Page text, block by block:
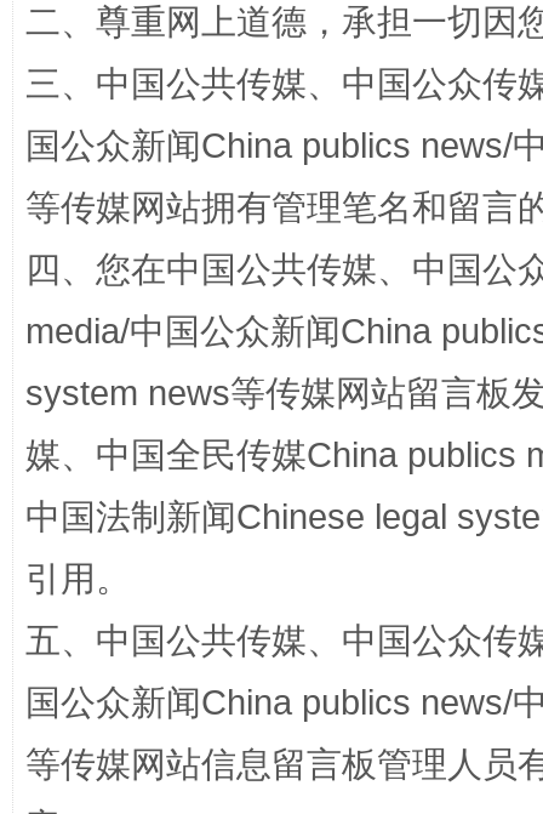
阿坝州三大球赛在茂县开幕 规模
国家大学科技园优化重塑工作
二、尊重网上道德，承担一切因
三、中国公共传媒、中国公众传
国公众新闻China publics news/
等传媒网站拥有管理笔名和留言
四、您在中国公共传媒、中国公
media/中国公众新闻China
system news等传媒网站留言板
媒、中国全民传媒China publics
中国法制新闻Chinese legal
引用。
五、中国公共传媒、中国公众传
国公众新闻China publics news/
等传媒网站信息留言板管理人员